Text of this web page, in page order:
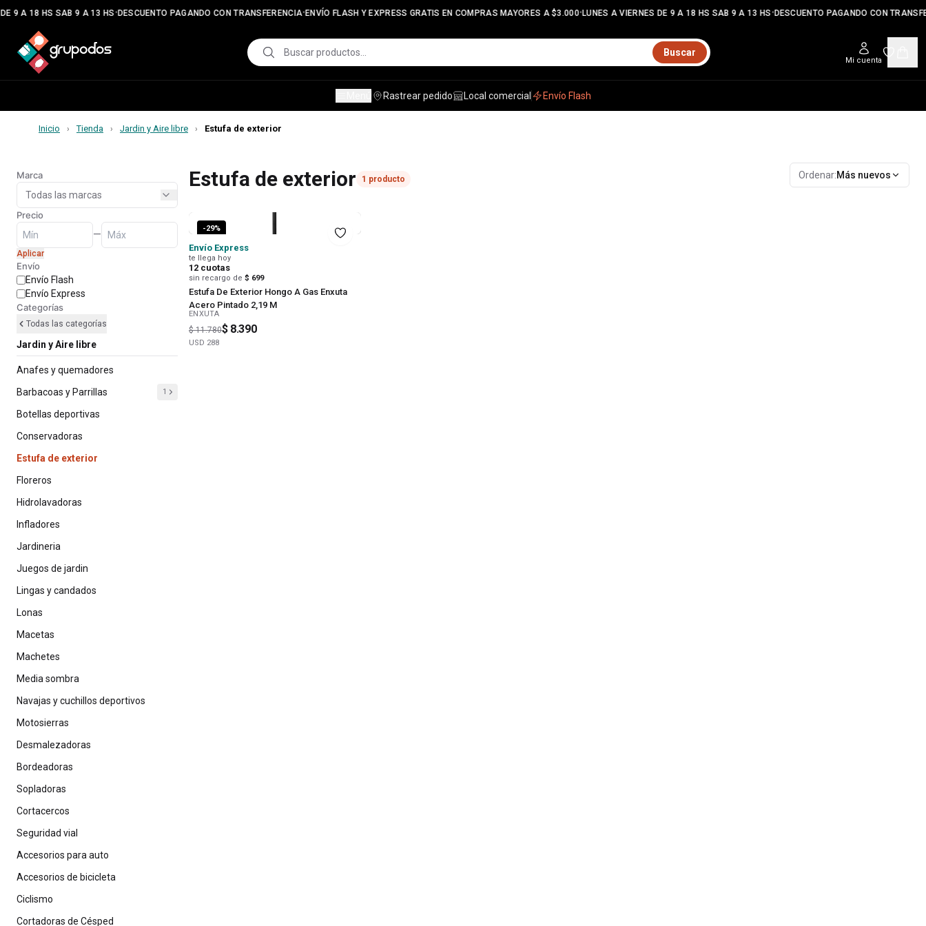
9 A 18 HS SAB 9 A 13 HS•DESCUENTO PAGANDO CON TRANSFERENCIA•ENVÍO FLASH Y EXPRESS GRATIS EN COMPRAS MAYORES A $3.000•LUNES A VIERNES DE 9 A 18 HS SAB 9 A 13 HS•DESCUENTO PAGANDO CON
Buscar
Mi cuenta
Rastrear pedido Local comercial Envío Flash
Inicio › Tienda › Jardin y Aire libre › Estufa de exterior
Marca
Precio
—
Aplicar
Envío
Envío Flash
Envío Express
Categorías
Todas las categorías
Jardin y Aire libre
Anafes y quemadores
Barbacoas y Parrillas
1
Botellas deportivas
Conservadoras
Estufa de exterior
Floreros
Hidrolavadoras
Infladores
Jardineria
Juegos de jardin
Lingas y candados
Lonas
Macetas
Machetes
Media sombra
Navajas y cuchillos deportivos
Motosierras
Desmalezadoras
Bordeadoras
Sopladoras
Cortacercos
Seguridad vial
Accesorios para auto
Accesorios de bicicleta
Ciclismo
Cortadoras de Césped
Estufa de exterior 1 producto Ordenar:Más nuevos
-29%
Envío Express
te llega hoy
12 cuotas
sin recargo de $ 699
Estufa De Exterior Hongo A Gas Enxuta
Acero Pintado 2,19 M
ENXUTA
$ 11.780$ 8.390
USD 288